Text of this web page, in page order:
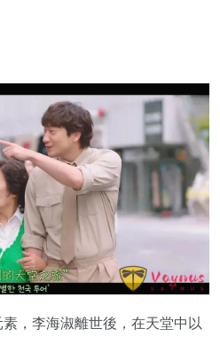
，李海淑離世後，在天堂中以